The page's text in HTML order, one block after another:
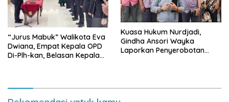
“Jurus Mabuk” Walikota Eva
Dwiana, Empat Kepala OPD
Di-Plh-kan, Belasan Kepala
Kuasa Hukum Nurdjadi,
Gindha Ansori Wayka
Laporkan Penyerobotan